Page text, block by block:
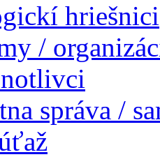
hriešnici
/
správa /